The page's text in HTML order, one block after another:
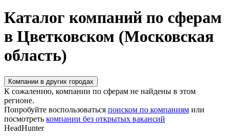
Каталог компаний по сферам
в Цветковском (Московская
область)
Компании в других городах
К сожалению, компании по сферам не найдены в этом
регионе.
Попробуйте воспользоваться поиском по компаниям или
посмотреть компании без открытых вакансий
HeadHunter